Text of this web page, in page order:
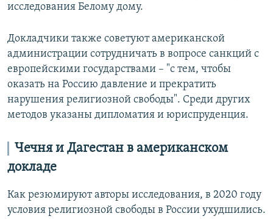
исследования Белому дому.
Докладчики также советуют американской
администрации сотрудничать в вопросе санкций с
европейскими государствами – "с тем, чтобы
оказать на Россию давление и прекратить
нарушения религиозной свободы". Среди других
методов указаны дипломатия и юриспруденция.
Чечня и Дагестан в американском
докладе
Как резюмируют авторы исследования, в 2020 году
условия религиозной свободы в России ухудшились.